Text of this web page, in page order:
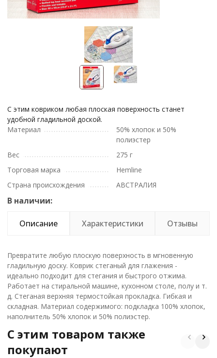
С этим ковриком любая плоская поверхность станет
удобной гладильной доской.
Материал
50% хлопок и 50%
полиэстер
Вес
275 г
Торговая марка
Hemline
Страна происхождения
АВСТРАЛИЯ
В наличии:
Описание Характеристики Отзывы
Превратите любую плоскую поверхность в мгновенную
гладильную доску. Коврик стеганый для глажения -
идеально подходит для стегания и быстрого отжима.
Работает на стиральной машине, кухонном столе, полу и т.
д. Стеганая верхняя термостойкая прокладка. Гибкая и
складная. Материал содержимого: подкладка 100% хлопок,
наполнитель 50% хлопок и 50% полиэстер.
C этим товаром также
покупают